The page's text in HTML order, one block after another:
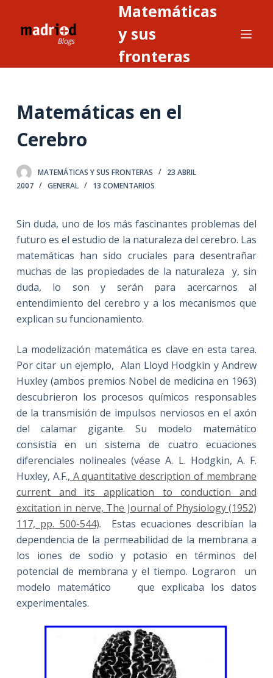
n
n
d
o
Matemáticas
y sus
fronteras
Matemáticas en el
Cerebro
MATEMÁTICAS Y SUS FRONTERAS
23 ABRIL
2007
GENERAL 13 COMENTARIOS
Sin duda, uno de los más fascinantes problemas del
futuro es el estudio de la naturaleza del cerebro. Las
matemáticas han sido cruciales para desentrañar
muchas de las propiedades de la naturaleza y, sin
duda, lo son y serán para acercarnos al
entendimiento del cerebro y a los mecanismos que
explican su funcionamiento.
La modelización matemática es clave en esta tarea.
Por citar un ejemplo, Alan Lloyd Hodgkin y Andrew
Huxley (ambos premios Nobel de medicina en 1963)
descubrieron los procesos químicos responsables
de la transmisión de impulsos nerviosos en el axón
del calamar gigante. Su modelo matemático
consistía en un sistema de cuatro ecuaciones
diferenciales nolineales (véase A. L. Hodgkin, A. F.
Huxley, A.F., A quantitative description of membrane
current and its application to conduction and
excitation in nerve, The Journal of Physiology (1952)
117, pp. 500-544). Estas ecuaciones describían la
dependencia de la permeabilidad de la membrana a
los iones de sodio y potasio en términos del
potencial de membrana y el tiempo. Lograron un
modelo matemático que explicaba los datos
experimentales.